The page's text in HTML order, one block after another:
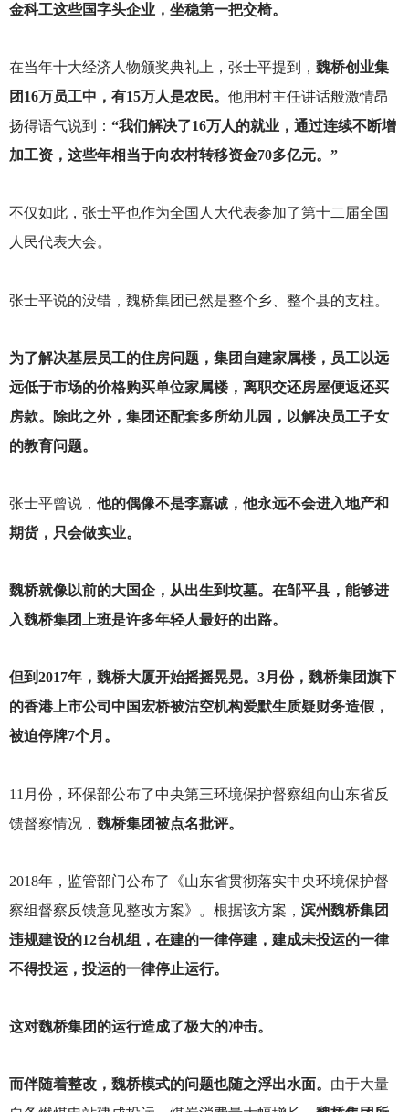
金科工这些国字头企业，坐稳第一把交椅。
在当年十大经济人物颁奖典礼上，张士平提到， 魏桥创业集
团16万员工中，有15万人是农民。 他用村主任讲话般激情昂
扬得语气说到： “我们解决了16万人的就业，通过连续不断增
加工资，这些年相当于向农村转移资金70多亿元。”
不仅如此，张士平也作为全国人大代表参加了第十二届全国
人民代表大会。
张士平说的没错，魏桥集团已然是整个乡、整个县的支柱。
为了解决基层员工的住房问题，集团自建家属楼，员工以远
远低于市场的价格购买单位家属楼，离职交还房屋便返还买
房款。除此之外，集团还配套多所幼儿园，以解决员工子女
的教育问题。
张士平曾说， 他的偶像不是李嘉诚，他永远不会进入地产和
期货，只会做实业。
魏桥就像以前的大国企，从出生到坟墓。在邹平县，能够进
入魏桥集团上班是许多年轻人最好的出路。
但到2017年，魏桥大厦开始摇摇晃晃。3月份，魏桥集团旗下
的香港上市公司中国宏桥被沽空机构爱默生质疑财务造假，
被迫停牌7个月。
11 月份，环保部公布了中央第三环境保护督察组向山东省反
馈督察情况， 魏桥集团被点名批评。
2018年，监管部门公布了《山东省贯彻落实中央环境保护督
察组督察反馈意见整改方案》。根据该方案， 滨州魏桥集团
违规建设的12台机组，在建的一律停建，建成未投运的一律
不得投运，投运的一律停止运行。
这对魏桥集团的运行造成了极大的冲击。
而伴随着整改，魏桥模式的问题也随之浮出水面。 由于大量